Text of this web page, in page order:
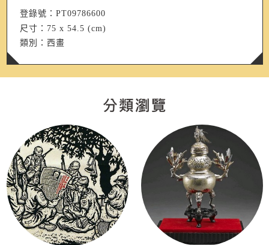
登錄號：PT09786600
尺寸：75 x 54.5 (cm)
類別：西畫